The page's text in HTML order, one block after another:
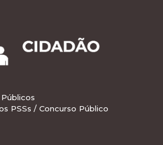
PSSs / Concurso Público